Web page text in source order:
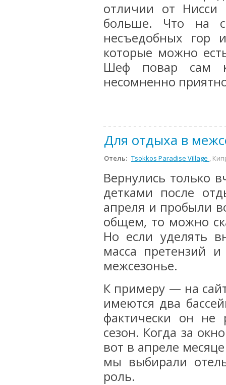
отличии от
больше. Что на
несъедобных
которые можно
Шеф повар сам
несомненно
Для отдыха в
Отель: Tsokkos Paradise Village ,
Вернулись только
детками после
апреля и пробыли
общем, то можно
Но если уделять
масса претензий
межсезонье.
К примеру — на
имеются два
фактически он не
сезон. Когда за
вот в апреле
мы выбирали
роль.